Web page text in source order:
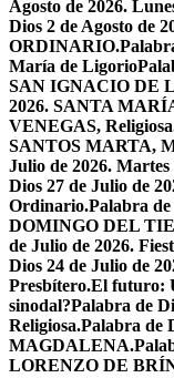
Agosto de 2026.
Dios 2 de Agosto
ORDINARIO.
María de Ligorio
SAN IGNACIO DE
2026. SANTA
VENEGAS,
SANTOS MARTA,
Julio de 2026.
Dios 27 de Julio de
Ordinario.Palabra
DOMINGO DEL
de Julio de 2026.
Dios 24 de Julio de
Presbítero.El futuro:
sinodal?Palabra de
Religiosa.Palabra de
MAGDALENA.
LORENZO DE